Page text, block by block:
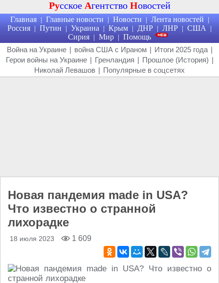
Русское Агентство Новостей
Главная | Главные новости | Новости | Лента новостей |
Россия | Путин | Украина | Крым | ДНР | ЛНР | США |
Сирия | Мир | Помощь
Война на Украине | война США с Ираном | Итоги 2025 года |
Герои войны на Украине | Гренландия | Прошлое (История) |
Николай Левашов | Популярные в соцсетях
Новая пандемия made in USA?
Что известно о странной
лихорадке
18 июля 2023 1 609